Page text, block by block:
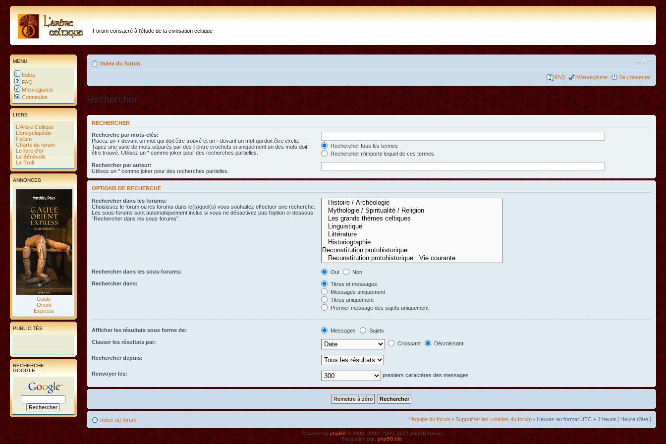
http://forum.arbre-celtique.com
Forum consacré à l'étude de la civilisation celtique
MENU
Index
FAQ
M’enregistrer
Connexion
LIENS
L'Arbre Celtique
L'encyclopédie
Forum
Charte du forum
Le livre d'or
Le Bénévole
Le Troll
ANNONCES
Gaule
Orient
Express
PUBLICITÉS
RECHERCHE
GOOGLE
Index du forum
FAQ M’enregistrer Se connecter
Rechercher
RECHERCHER
Recherche par mots-clés:
Placez un + devant un mot qui doit être trouvé et un - devant un mot qui doit être exclu.
Tapez une suite de mots séparés par des | entre crochets si uniquement un des mots doit
être trouvé. Utilisez un * comme joker pour des recherches partielles.
Rechercher tous les termes
Rechercher n’importe lequel de ces termes
Rechercher par auteur:
Utilisez un * comme joker pour des recherches partielles.
OPTIONS DE RECHERCHE
Rechercher dans les forums:
Choisissez le forum ou les forums dans le(s)quel(s) vous souhaitez effectuer une recherche.
Les sous-forums sont automatiquement inclus si vous ne désactivez pas l’option ci-dessous
“Rechercher dans les sous-forums”.
Rechercher dans les sous-forums: Oui
Non
Rechercher dans:
Titres et messages
Messages uniquement
Titres uniquement
Premier message des sujets uniquement
Afficher les résultats sous forme de: Messages
Sujets
Classer les résultats par:
Croissant Décroissant
Rechercher depuis:
Renvoyer les: premiers caractères des messages
Index du forum L’équipe du forum • Supprimer les cookies du forum • Heures au format UTC + 1 heure [ Heure d’été ]
Powered byphpBB© 2000, 2002, 2005, 2007 phpBB Group
Traduction par: phpBB.biz